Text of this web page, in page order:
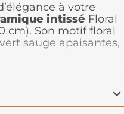
à votre
intissé Floral
cm). Son motif floral
sauge apaisantes,
Ce
facilement à
au moderne.